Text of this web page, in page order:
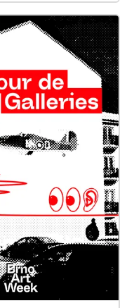
Bea Xu, Leila
Katarina Kadijevic,
Tick
a fragment A
space of walking
of hearts The
a little worm or a
the soil Gently But
With your
shells Of feeling
home You will
multisensory
dis\_locations,
Each sound
collective
the past-present-